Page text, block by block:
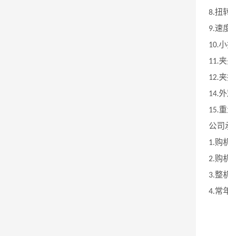
8.扭
9.速
10.
11.
12.
14.
15.
公司
1.购
2.购
3.整
4.常